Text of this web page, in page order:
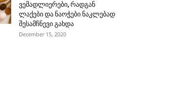
ვემადლიერები, რადგან
ლაქები და ნაოჭები ნაკლებად
შესამჩნევი გახდა
December 15, 2020